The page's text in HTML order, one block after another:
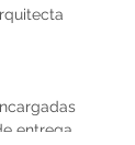
entrega